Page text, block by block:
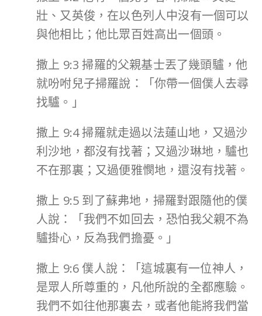
壯、又英俊，在以色列人中沒有一個可以
與他相比；他比眾百姓高出一個頭。
撒上 9:3 掃羅的父親基士丟了幾頭驢，他
就吩咐兒子掃羅說：「你帶一個僕人去尋
找驢。」
撒上 9:4 掃羅就走過以法蓮山地，又過沙
利沙地，都沒有找著；又過沙琳地，驢也
不在那裏；又過便雅憫地，還沒有找著。
撒上 9:5 到了蘇弗地，掃羅對跟隨他的僕
人說：「我們不如回去，恐怕我父親不為
驢掛心，反為我們擔憂。」
撒上 9:6 僕人說：「這城裏有一位神人，
是眾人所尊重的，凡他所說的全都應驗。
我們不如往他那裏去，或者他能將我們當